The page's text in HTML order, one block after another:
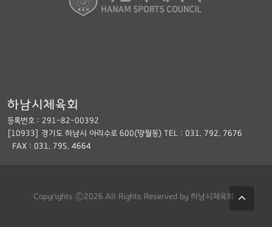
하남시체육회
등록번호 : 291-82-00392
[10933] 경기도 하남시 아리수로 600(망월동) TEL : 031. 792. 7676
FAX : 031. 795. 4664
Copyrights ©2026 All Rights Reserved by 하남시체육회